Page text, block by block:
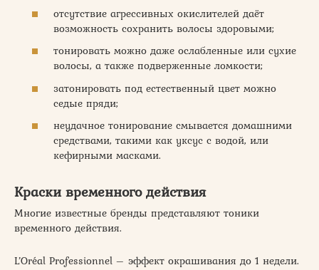
отсутствие агрессивных окислителей даёт
возможность сохранить волосы здоровыми;
тонировать можно даже ослабленные или сухие
волосы, а также подверженные ломкости;
затонировать под естественный цвет можно
седые пряди;
неудачное тонирование смывается домашними
средствами, такими как уксус с водой, или
кефирными масками.
Краски временного действия
Многие известные бренды представляют тоники
временного действия.
L’Oréal Professionnel – эффект окрашивания до 1 недели.